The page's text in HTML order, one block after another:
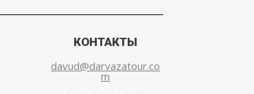
КОНТАКТЫ
davud@darvazatour.co
m